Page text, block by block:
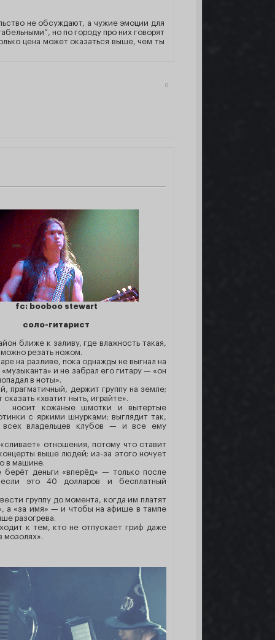
не обсуждают, а чужие эмоции для
но по городу про них говорят
цена может оказаться выше, чем ты
0
fc: booboo stewart
соло-гитарист
ближе к заливу, где влажность такая,
резать ножом.
на разливе, пока однажды не выгнал на
«музыканта» и не забрал его гитару — «он
в ноты».
прагматичный, держит группу на земле;
сказать «хватит ныть, играйте».
носит кожаные шмотки и вытертые
с яркими шнурками; выглядит так,
всех владельцев клубов — и все ему
отношения, потому что ставит
выше людей; из-за этого ночует
в машине.
деньги «вперёд» — только после
это 40 долларов и бесплатный
группу до момента, когда им платят
а «за имя» — и чтобы на афише в тампе
разогрева.
к тем, кто не отпускает гриф даже
мозолях».